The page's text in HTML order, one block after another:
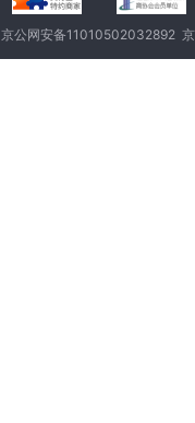
京公网安备11010502032892